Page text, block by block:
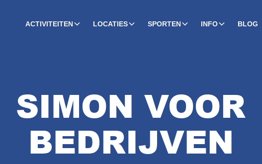
ACTIVITEITEN LOCATIES SPORTEN INFO BLOG
SIMON VOOR
BEDRIJVEN